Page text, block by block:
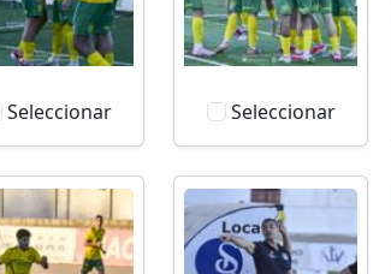
Seleccionar Seleccionar